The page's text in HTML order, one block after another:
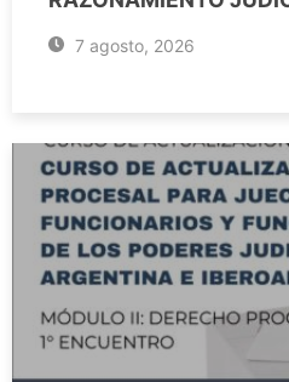
7 agosto, 2026